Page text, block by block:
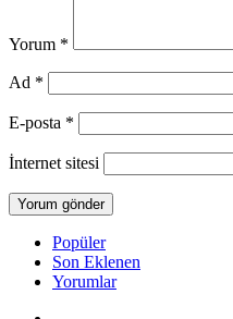
Yorum *
Ad *
E-posta *
İnternet sitesi
Popüler
Son Eklenen
Yorumlar